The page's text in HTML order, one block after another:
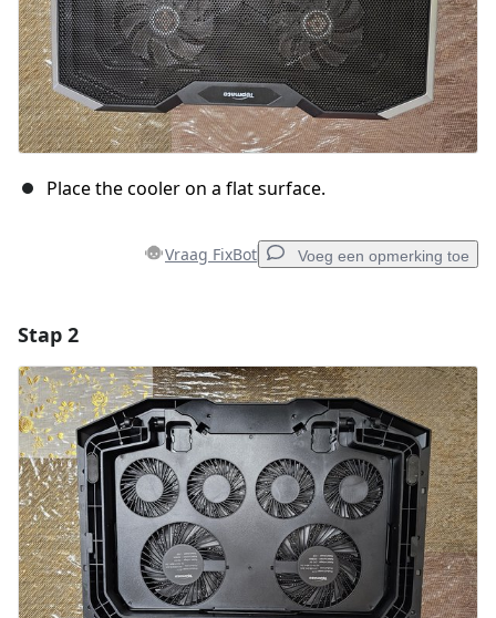
Place the cooler on a flat surface.
Vraag FixBot Voeg een opmerking toe
Voeg opmerking toe
Annuleren Plaats opmerking
Stap 2